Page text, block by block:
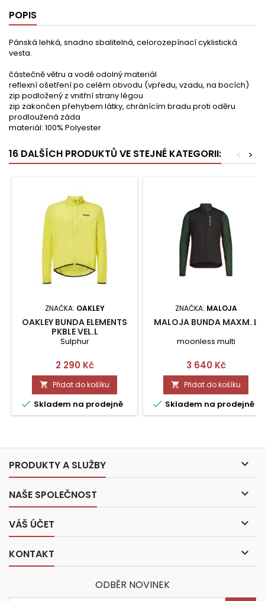
POPIS
Pánská lehká, snadno sbalitelná, celorozepínací cyklistická
vesta.
částečně větru a vodě odolný materiál
reflexní ošetření po celém obvodu (vpředu, vzadu, na bocích)
zip podložený z vnitřní strany légou
zip zakončen přehybem látky, chránícím bradu proti oděru
prodloužená záda
materiál: 100% Polyester
16 DALŠÍCH PRODUKTŮ VE STEJNÉ KATEGORII: >
<
ZNAČKA: OAKLEY
OAKLEY BUNDA ELEMENTS
PKBLE VEL.L
Sulphur
Cena
2 290 Kč
 Přidat do košíku
 Skladem na prodejně
ZNAČKA: MALOJA
MALOJA BUNDA MAXM. L
moonless multi
Cena
3 640 Kč
 Přidat do košíku
 Skladem na prodejně
PRODUKTY A SLUŽBY 
NAŠE SPOLEČNOST 
VÁŠ ÚČET 
KONTAKT 
ODBĚR NOVINEK